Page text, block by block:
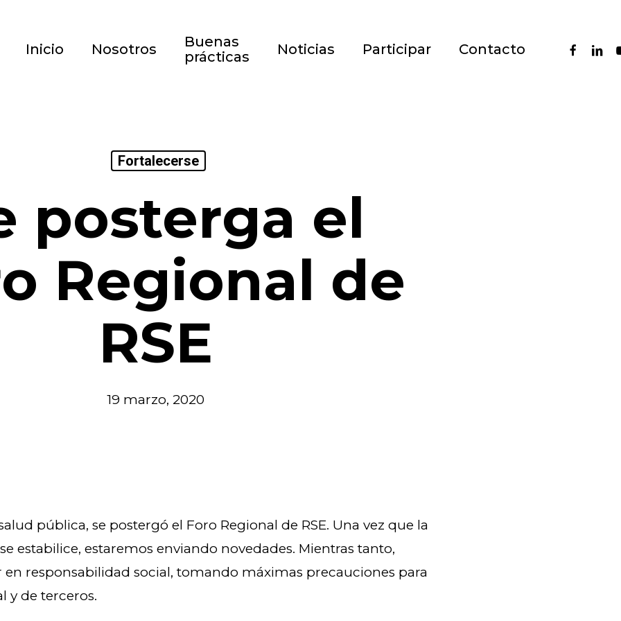
Inicio Nosotros
Buenas
prácticas
Noticias Participar Contacto
Fortalecerse
posterga el
Regional de
RSE
19 marzo, 2020
pública, se postergó el Foro Regional de RSE. Una vez que la
estabilice, estaremos enviando novedades. Mientras tanto,
responsabilidad social, tomando máximas precauciones para
y de terceros.